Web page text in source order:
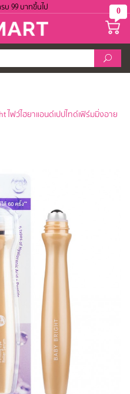
บ 99 บาทขึ้นไป 0
ไฟว์ไฮยาแอนด์เปปไทด์เฟิร์มมิ่งอาย